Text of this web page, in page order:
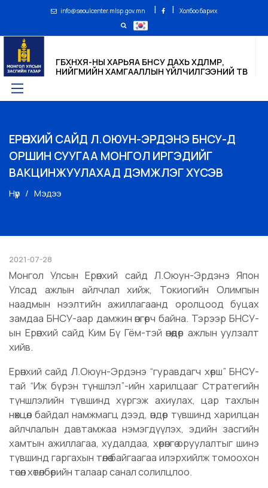
info@seoulcenter.mlsp.gov.mn | | Холбоо барих
ГБХНХЯ-НЫ ХАРЬЯА БНСУ ДАХЬ ХӨДӨЛМӨР,
НИЙГМИЙН ХАМГААЛЛЫН ҮЙЛЧИЛГЭЭНИЙ ТӨВ
ЕРӨНХИЙ САЙД Л.ОЮУН-ЭРДЭНЭ БНСУ-Д
ОРШИН СУУГАА МОНГОЛ ИРГЭДИЙГ
ВАКЦИНЖУУЛАХАД ДЭМЖЛЭГ ХҮСЭВ
Нүүр Мэдээ
2021-07-28
Монгол Улсын Ерөнхий сайд Л.Оюун-Эрдэнэ Япон
Улсад ажлын айлчлал хийж, Токиогийн Олимпын
наадмын нээлтийн ажиллагаанд оролцоод буцах
замдаа БНСУ-аар дамжин өнгөрч байна. Тэрээр БНСУ-
ын Ерөнхий сайд Ким Бү Гём-тэй өнөөдөр ажлын уулзалт
хийв.
Ерөнхий сайд Л.Оюун-Эрдэнэ “гуравдагч хөрш” БНСУ-
тай “Иж бүрэн түншлэл”-ийн харилцааг Стратегийн
түншлэлийн түвшинд хүргэж ахиулах, цар тахлын
нөхцөл байдал намжмагц дээд, өндөр түвшинд харилцан
айлчлалын давтамжаа нэмэгдүүлэх, эдийн засгийн
хамтын ажиллагаа, худалдаа, хөрөнгө оруулалтыг шинэ
түвшинд гаргахын төлөө байгаагаа илэрхийлж томоохон
төсөл хөтөлбөрийн талаар санал солилцлоо.